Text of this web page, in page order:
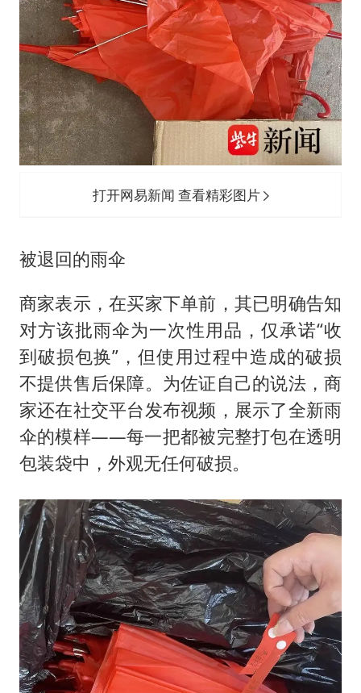
打开网易新闻 查看精彩图片
被退回的雨伞
商家表示，在买家下单前，其已明确告知
对方该批雨伞为一次性用品，仅承诺“收
到破损包换”，但使用过程中造成的破损
不提供售后保障。为佐证自己的说法，商
家还在社交平台发布视频，展示了全新雨
伞的模样——每一把都被完整打包在透明
包装袋中，外观无任何破损。